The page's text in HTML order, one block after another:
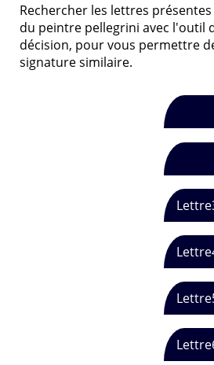
Rechercher les lettres
du peintre pellegrini avec l'outil
décision, pour vous permettre
signature similaire.